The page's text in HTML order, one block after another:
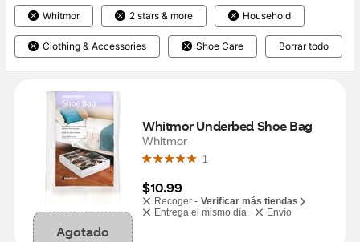
Whitmor 2 stars & more Household
Clothing & Accessories Shoe Care Borrar todo
Agotado
Whitmor Underbed Shoe Bag
Whitmor
1
$10.99
Recoger - Verificar más tiendas
Entrega el mismo día
Envío